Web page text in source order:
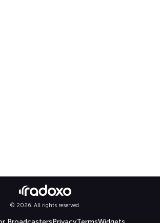
© 2026. All rights reserved.